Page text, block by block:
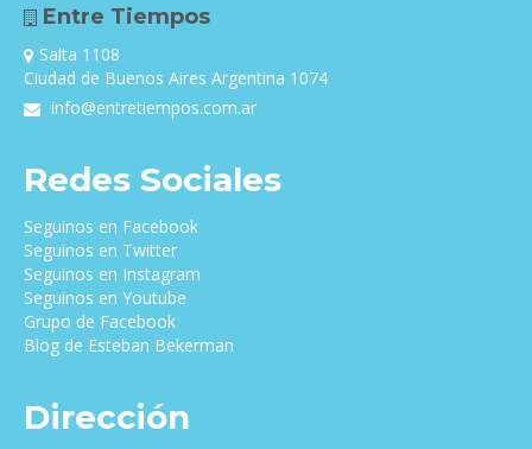
Entre Tiempos
Salta 1108
Ciudad de Buenos Aires Argentina 1074
info@entretiempos.com.ar
Redes Sociales
Seguinos en Facebook
Seguinos en Twitter
Seguinos en Instagram
Seguinos en Youtube
Grupo de Facebook
Blog de Esteban Bekerman
Dirección